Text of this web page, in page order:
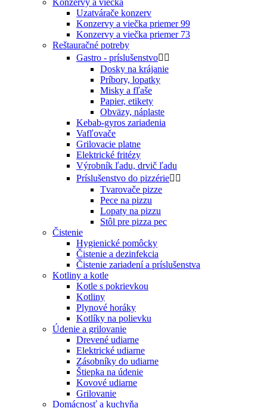
Konzervy a viečka
Uzatvárače konzerv
Konzervy a viečka priemer 99
Konzervy a viečka priemer 73
Reštauračné potreby
Gastro - príslušenstvo 
Dosky na krájanie
Príbory, lopatky
Misky a fľaše
Papier, etikety
Obväzy, náplaste
Kebab-gyros zariadenia
Vafľovače
Grilovacie platne
Elektrické fritézy
Výrobník ľadu, drvič ľadu
Príslušenstvo do pizzérie 
Tvarovače pizze
Pece na pizzu
Lopaty na pizzu
Stôl pre pizza pec
Čistenie
Hygienické pomôcky
Čistenie a dezinfekcia
Čistenie zariadení a príslušenstva
Kotliny a kotle
Kotle s pokrievkou
Kotliny
Plynové horáky
Kotlíky na polievku
Údenie a grilovanie
Drevené udiarne
Elektrické udiarne
Zásobníky do udiarne
Štiepka na údenie
Kovové udiarne
Grilovanie
Domácnosť a kuchyňa